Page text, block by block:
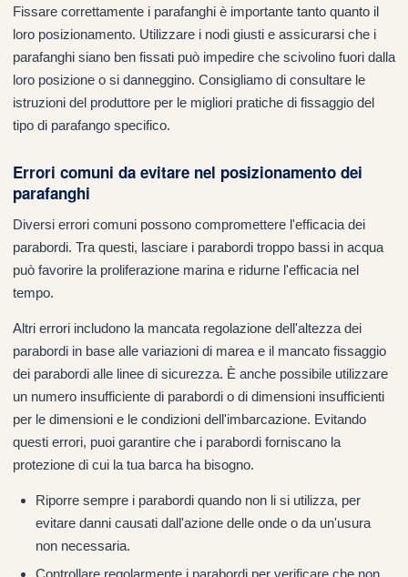
Fissare correttamente i parafanghi è importante tanto quanto il
loro posizionamento. Utilizzare i nodi giusti e assicurarsi che i
parafanghi siano ben fissati può impedire che scivolino fuori dalla
loro posizione o si danneggino. Consigliamo di consultare le
istruzioni del produttore per le migliori pratiche di fissaggio del
tipo di parafango specifico.
Errori comuni da evitare nel posizionamento dei
parafanghi
Diversi errori comuni possono compromettere l'efficacia dei
parabordi. Tra questi, lasciare i parabordi troppo bassi in acqua
può favorire la proliferazione marina e ridurne l'efficacia nel
tempo.
Altri errori includono la mancata regolazione dell'altezza dei
parabordi in base alle variazioni di marea e il mancato fissaggio
dei parabordi alle linee di sicurezza. È anche possibile utilizzare
un numero insufficiente di parabordi o di dimensioni insufficienti
per le dimensioni e le condizioni dell'imbarcazione. Evitando
questi errori, puoi garantire che i parabordi forniscano la
protezione di cui la tua barca ha bisogno.
Riporre sempre i parabordi quando non li si utilizza, per
evitare danni causati dall'azione delle onde o da un'usura
non necessaria.
Controllare regolarmente i parabordi per verificare che non